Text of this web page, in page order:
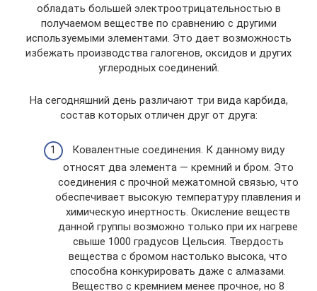
обладать большей электроотрицательностью в
получаемом веществе по сравнению с другими
используемыми элементами. Это дает возможность
избежать производства галогенов, оксидов и других
углеродных соединений.
На сегодняшний день различают три вида карбида,
состав которых отличен друг от друга:
Ковалентные соединения. К данному виду
относят два элемента — кремний и бром. Это
соединения с прочной межатомной связью, что
обеспечивает высокую температуру плавления и
химическую инертность. Окисление веществ
данной группы возможно только при их нагреве
свыше 1000 градусов Цельсия. Твердость
вещества с бромом настолько высока, что
способна конкурировать даже с алмазами.
Вещество с кремнием менее прочное, но 8